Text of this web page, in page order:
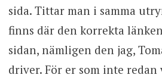
sida. Tittar man i samma
finns där den korrekta
sidan, nämligen den jag,
driver. För er som inte